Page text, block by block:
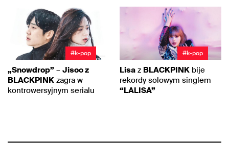
#k-pop
„Snowdrop” – Jisoo z
BLACKPINK zagra w
kontrowersyjnym serialu
#k-pop
Lisa z BLACKPINK bije
rekordy solowym singlem
“LALISA”